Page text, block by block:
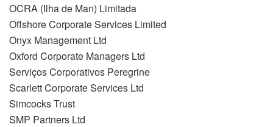
OCRA (Ilha de Man) Limitada
Offshore Corporate Services Limited
Onyx Management Ltd
Oxford Corporate Managers Ltd
Serviços Corporativos Peregrine
Scarlett Corporate Services Ltd
Simcocks Trust
SMP Partners Ltd